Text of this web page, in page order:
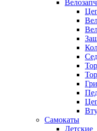
Самокаты
Детские